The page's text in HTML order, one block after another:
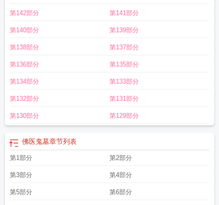
第142部分 第141部分
第140部分 第139部分
第138部分 第137部分
第136部分 第135部分
第134部分 第133部分
第132部分 第131部分
第130部分 第129部分
佛医鬼墓章节列表
第1部分 第2部分
第3部分 第4部分
第5部分 第6部分